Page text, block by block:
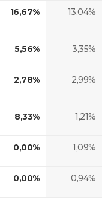
16,67% 13,04%
5,56% 3,35%
2,78% 2,99%
8,33% 1,21%
0,00% 1,09%
0,00% 0,94%